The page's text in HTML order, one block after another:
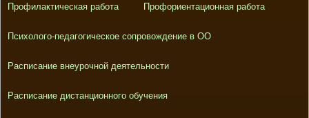
Профилактическая работа Профориентационная работа
Психолого-педагогическое сопровождение в ОО
Расписание внеурочной деятельности
Расписание дистанционного обучения